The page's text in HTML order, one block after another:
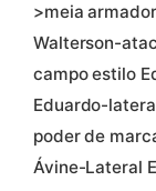
>meia
Walterson-
campo estilo
Eduardo-
poder de
Ávine-Lateral